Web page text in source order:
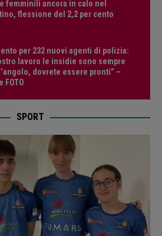
femminili ancora in calo nel
flessione del 2,2 per cento
per 232 nuovi agenti di polizia:
lavoro le insidie sono sempre
dovrete essere pronti” –
FOTO
SPORT